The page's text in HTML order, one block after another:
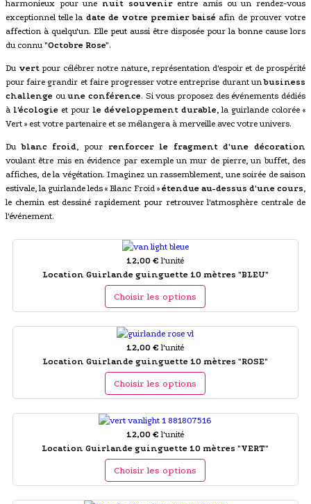
harmonieux pour une nuit souvenirentre amis ou un rendez-vous
exceptionnel telle la date de votre premier baisé afin de prouver votre
affection à quelqu'un. Elle peut aussi être disposée pour la bonne cause lors
du connu "Octobre Rose".
Du vertpour célébrer notre nature, représentation d'espoir et de prospérité
pour faire grandir et faire progresser votre entreprise durant unbusiness
challenge ouune conférence. Si vous proposez des événements dédiés
à l'écologie et pour le développement durable, la guirlande colorée «
Vert » est votre partenaire et se mélangera à merveille avec votre univers.
Dublanc froid, pour
renforcer le fragment d'une décoration
voulant être mis en évidence par exemple un mur de pierre, un buffet, des
affiches, de la végétation. Imaginez un rassemblement, une soirée de saison
estivale, la guirlande leds « Blanc Froid » étendue au-dessus d'une cours,
le chemin est dessiné rapidement pour retrouver l'atmosphère centrale de
l'événement.
12,00 € l'unité
Location Guirlande guinguette 10 mètres "BLEU"
Choisir les options
12,00 € l'unité
Location Guirlande guinguette 10 mètres "ROSE"
Choisir les options
12,00 € l'unité
Location Guirlande guinguette 10 mètres "VERT"
Choisir les options